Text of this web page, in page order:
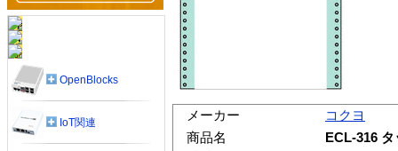
メーカー
コクヨ
商品名
ECL-316
OpenBlocks
IoT関連